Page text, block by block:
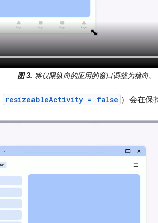
图 3. 将仅限纵向的应用的窗口调整为横向。
resizeableActivity = false ）会在保